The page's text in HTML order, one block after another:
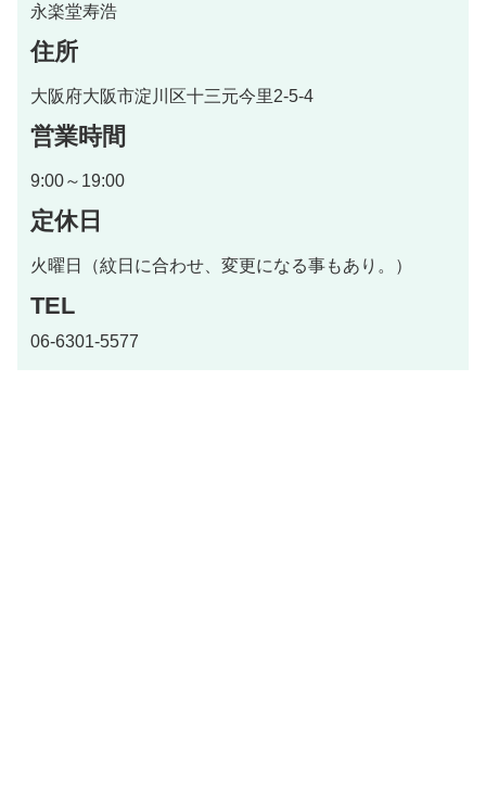
永楽堂寿浩
住所
大阪府大阪市淀川区十三元今里2-5-4
営業時間
9:00～19:00
定休日
火曜日（紋日に合わせ、変更になる事もあり。）
TEL
06-6301-5577